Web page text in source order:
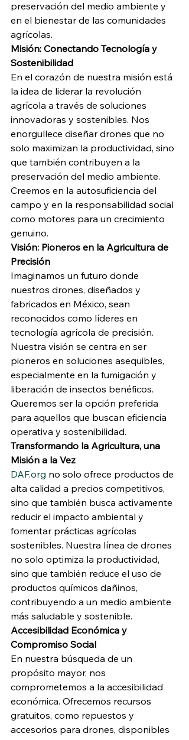
preservación del medio ambiente y
en el bienestar de las comunidades
agrícolas.
Misión: Conectando Tecnología y
Sostenibilidad
En el corazón de nuestra misión está
la idea de liderar la revolución
agrícola a través de soluciones
innovadoras y sostenibles. Nos
enorgullece diseñar drones que no
solo maximizan la productividad, sino
que también contribuyen a la
preservación del medio ambiente.
Creemos en la autosuficiencia del
campo y en la responsabilidad social
como motores para un crecimiento
genuino.
Visión: Pioneros en la Agricultura de
Precisión
Imaginamos un futuro donde
nuestros drones, diseñados y
fabricados en México, sean
reconocidos como líderes en
tecnología agrícola de precisión.
Nuestra visión se centra en ser
pioneros en soluciones asequibles,
especialmente en la fumigación y
liberación de insectos benéficos.
Queremos ser la opción preferida
para aquellos que buscan eficiencia
operativa y sostenibilidad.
Transformando la Agricultura, una
Misión a la Vez
DAF.org no solo ofrece productos de
alta calidad a precios competitivos,
sino que también busca activamente
reducir el impacto ambiental y
fomentar prácticas agrícolas
sostenibles. Nuestra línea de drones
no solo optimiza la productividad,
sino que también reduce el uso de
productos químicos dañinos,
contribuyendo a un medio ambiente
más saludable y sostenible.
Accesibilidad Económica y
Compromiso Social
En nuestra búsqueda de un
propósito mayor, nos
comprometemos a la accesibilidad
económica. Ofrecemos recursos
gratuitos, como repuestos y
accesorios para drones, disponibles